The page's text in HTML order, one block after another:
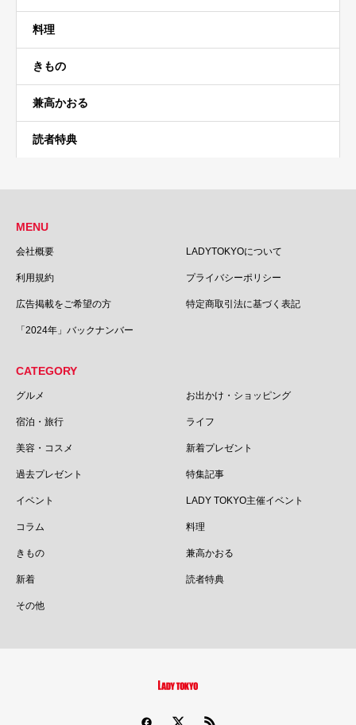
料理
きもの
兼高かおる
読者特典
MENU
会社概要 LADYTOKYOについて
利用規約 プライバシーポリシー
広告掲載をご希望の方 特定商取引法に基づく表記
「2024年」バックナンバー
CATEGORY
グルメ お出かけ・ショッピング
宿泊・旅行 ライフ
美容・コスメ 新着プレゼント
過去プレゼント 特集記事
イベント LADY TOKYO主催イベント
コラム 料理
きもの 兼高かおる
新着 読者特典
その他